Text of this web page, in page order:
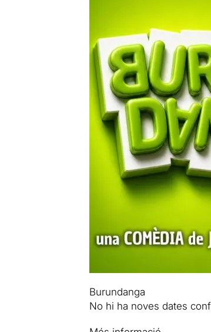
Burundanga
No hi ha noves dates